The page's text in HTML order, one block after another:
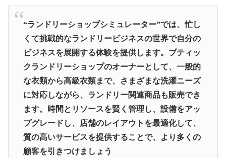
“ランドリーショップシミュレーター”では、忙し
くて挑戦的なランドリービジネスの世界で自分の
ビジネスを展開する体験を提供します。ブティッ
クランドリーショップのオーナーとして、一般的
な衣類から高級衣類まで、さまざまな洗濯ニーズ
に対応しながら、ランドリー関連商品も販売でき
ます。時間とリソースを賢く管理し、設備をアッ
プグレードし、店舗のレイアウトを最適化して、
質の高いサービスを提供することで、より多くの
顧客を引きつけましょう